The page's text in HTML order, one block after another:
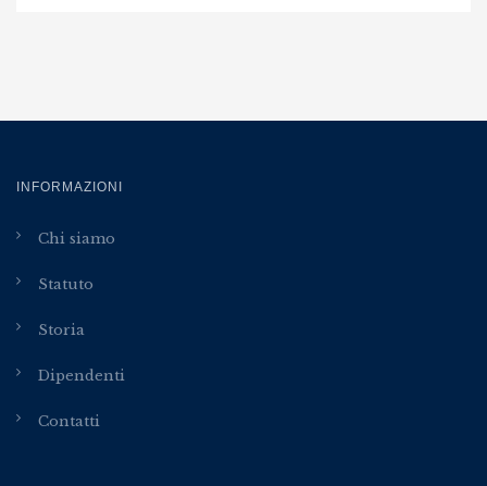
INFORMAZIONI
Chi siamo
Statuto
Storia
Dipendenti
Contatti